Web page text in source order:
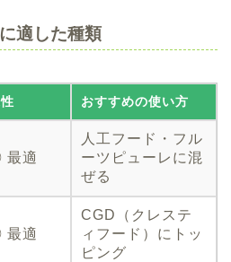
適した種類
おすすめの使い方
適
人工フード・フル
ーツピューレに混
ぜる
適
CGD（クレステ
ィフード）にトッ
ピング